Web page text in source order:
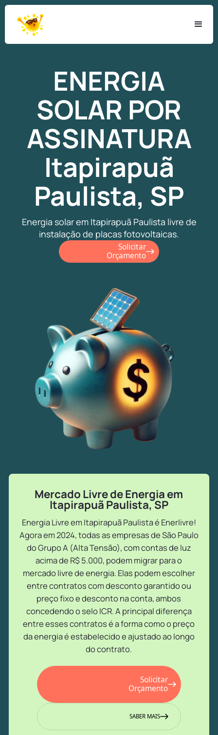
ENERGIA
SOLAR POR
ASSINATURA
Itapirapuã
Paulista, SP
Energia solar em Itapirapuã Paulista livre de
instalação de placas fotovoltaicas.
Solicitar
Orçamento
Mercado Livre de Energia em
Itapirapuã Paulista, SP
Energia Livre em Itapirapuã Paulista é Enerlivre!
Agora em 2024, todas as empresas de São Paulo
do Grupo A (Alta Tensão), com contas de luz
acima de R$ 5.000, podem migrar para o
mercado livre de energia. Elas podem escolher
entre contratos com desconto garantido ou
preço fixo e desconto na conta, ambos
concedendo o selo ICR. A principal diferença
entre esses contratos é a forma como o preço
da energia é estabelecido e ajustado ao longo
do contrato.
Solicitar
Orçamento
SABER MAIS